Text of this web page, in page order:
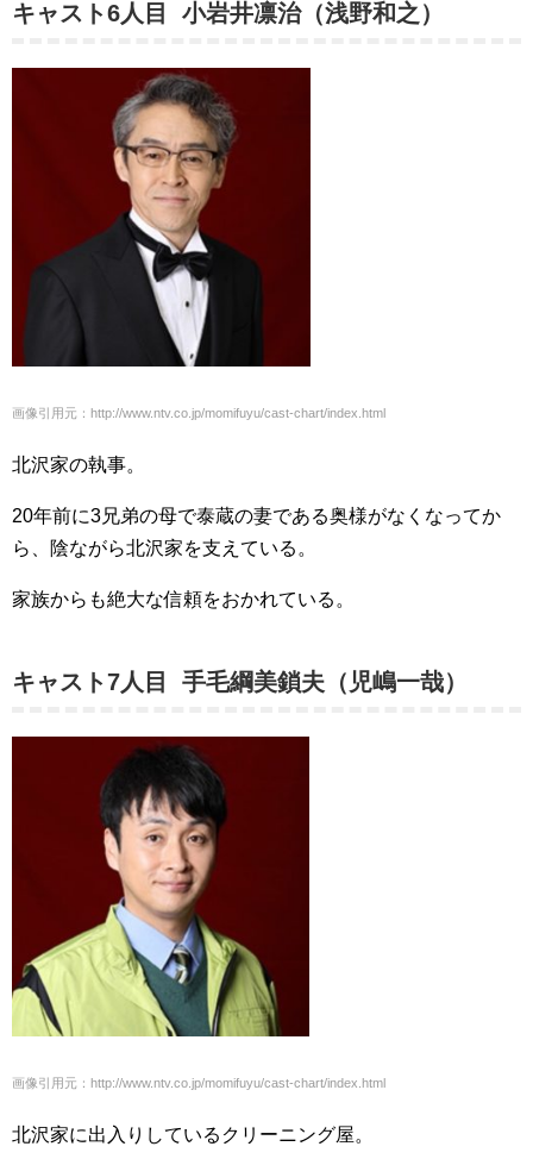
キャスト6人目 小岩井凛治（浅野和之）
画像引用元：http://www.ntv.co.jp/momifuyu/cast-chart/index.html
北沢家の執事。
20年前に3兄弟の母で泰蔵の妻である奥様がなくなってか
ら、陰ながら北沢家を支えている。
家族からも絶大な信頼をおかれている。
キャスト7人目 手毛綱美鎖夫（児嶋一哉）
画像引用元：http://www.ntv.co.jp/momifuyu/cast-chart/index.html
北沢家に出入りしているクリーニング屋。